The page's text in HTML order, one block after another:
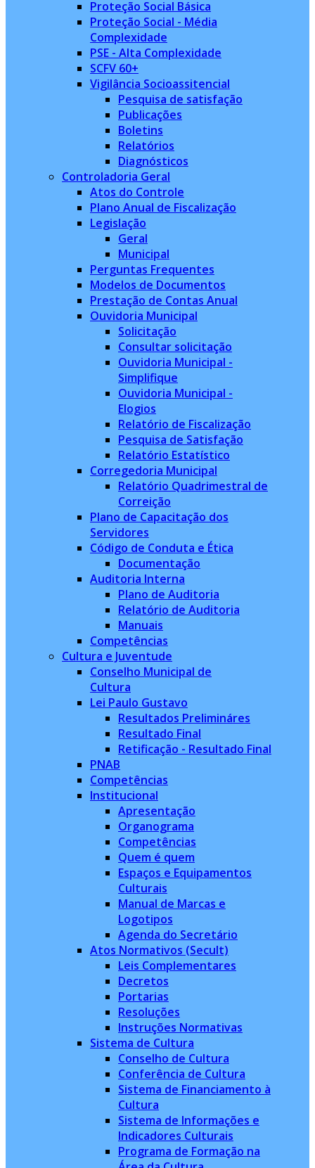
Proteção Social Básica
Proteção Social - Média
Complexidade
PSE - Alta Complexidade
SCFV 60+
Vigilância Socioassitencial
Pesquisa de satisfação
Publicações
Boletins
Relatórios
Diagnósticos
Controladoria Geral
Atos do Controle
Plano Anual de Fiscalização
Legislação
Geral
Municipal
Perguntas Frequentes
Modelos de Documentos
Prestação de Contas Anual
Ouvidoria Municipal
Solicitação
Consultar solicitação
Ouvidoria Municipal -
Simplifique
Ouvidoria Municipal -
Elogios
Relatório de Fiscalização
Pesquisa de Satisfação
Relatório Estatístico
Corregedoria Municipal
Relatório Quadrimestral de
Correição
Plano de Capacitação dos
Servidores
Código de Conduta e Ética
Documentação
Auditoria Interna
Plano de Auditoria
Relatório de Auditoria
Manuais
Competências
Cultura e Juventude
Conselho Municipal de
Cultura
Lei Paulo Gustavo
Resultados Prelimináres
Resultado Final
Retificação - Resultado Final
PNAB
Competências
Institucional
Apresentação
Organograma
Competências
Quem é quem
Espaços e Equipamentos
Culturais
Manual de Marcas e
Logotipos
Agenda do Secretário
Atos Normativos (Secult)
Leis Complementares
Decretos
Portarias
Resoluções
Instruções Normativas
Sistema de Cultura
Conselho de Cultura
Conferência de Cultura
Sistema de Financiamento à
Cultura
Sistema de Informações e
Indicadores Culturais
Programa de Formação na